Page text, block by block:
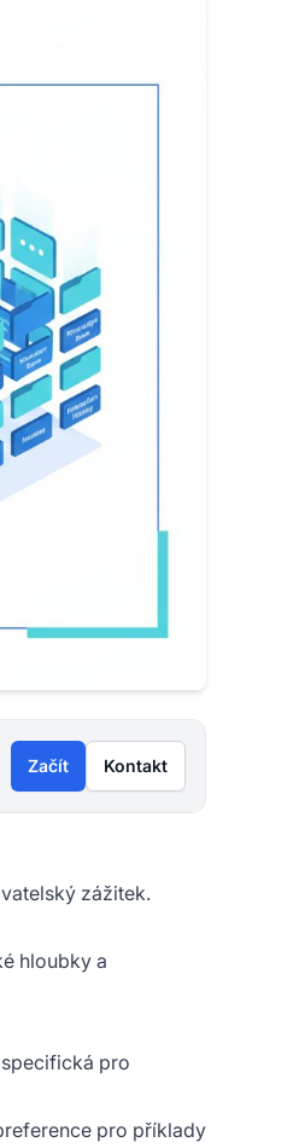
Začít Kontakt
zážitek.
hloubky a
pro
pro příklady